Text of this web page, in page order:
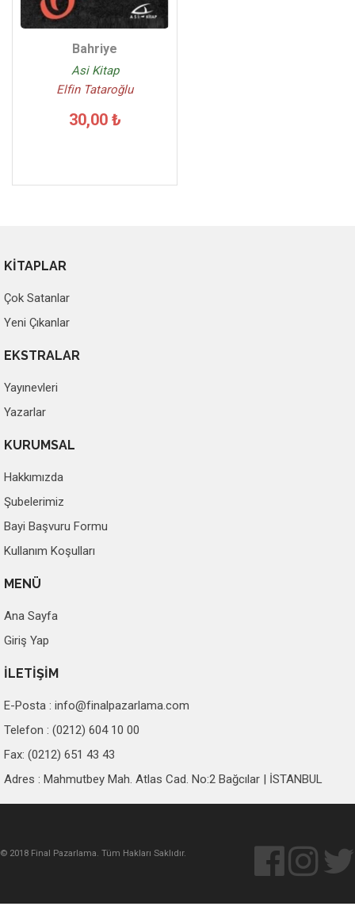
Bahriye
Asi Kitap
Elfin Tataroğlu
30,00 ₺
KİTAPLAR
Çok Satanlar
Yeni Çıkanlar
EKSTRALAR
Yayınevleri
Yazarlar
KURUMSAL
Hakkımızda
Şubelerimiz
Bayi Başvuru Formu
Kullanım Koşulları
MENÜ
Ana Sayfa
Giriş Yap
İLETİŞİM
E-Posta : info@finalpazarlama.com
Telefon : (0212) 604 10 00
Fax: (0212) 651 43 43
Adres : Mahmutbey Mah. Atlas Cad. No:2 Bağcılar | İSTANBUL
© 2018 Final Pazarlama. Tüm Hakları Saklıdır.